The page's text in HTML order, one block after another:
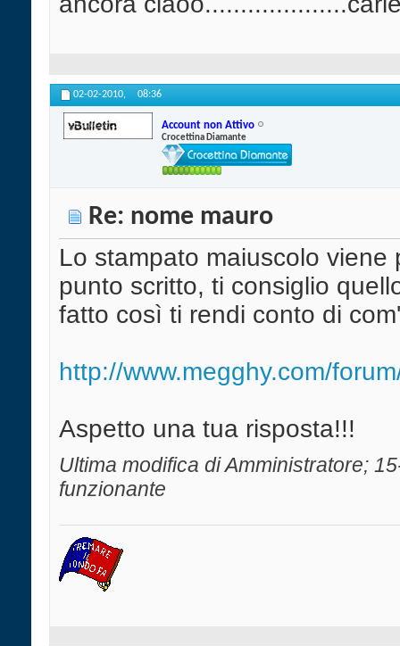
02-02-2010, 08:36
Account non Attivo
Crocettina Diamante
Re: nome mauro
Lo stampato maiuscolo
punto scritto, ti consiglio
fatto così ti rendi conto di
http://www.megghy.com/
Aspetto una tua risposta!!!
Ultima modifica di Amministratore;
funzionante